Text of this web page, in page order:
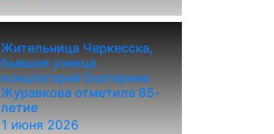
1 июня 2026
Жительница Черкесска,
бывшая узница
концлагерей Екатерина
Журавкова отметила 85-
летие